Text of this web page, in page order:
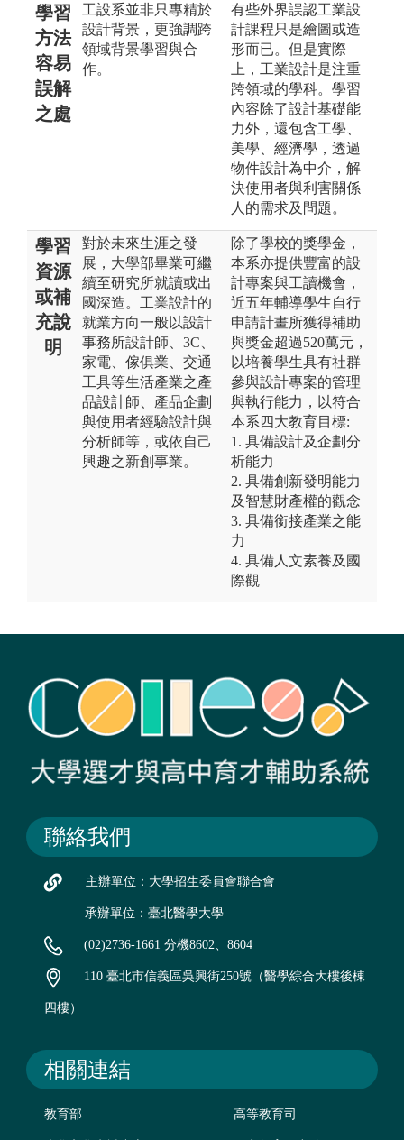
學習
方法
容易
誤解
之處
工設系並非只專精於
設計背景，更強調跨
領域背景學習與合
作。
有些外界誤認工業設
計課程只是繪圖或造
形而已。但是實際
上，工業設計是注重
跨領域的學科。學習
內容除了設計基礎能
力外，還包含工學、
美學、經濟學，透過
物件設計為中介，解
決使用者與利害關係
人的需求及問題。
學習
資源
或補
充說
明
對於未來生涯之發
展，大學部畢業可繼
續至研究所就讀或出
國深造。工業設計的
就業方向一般以設計
事務所設計師、3C、
家電、傢俱業、交通
工具等生活產業之產
品設計師、產品企劃
與使用者經驗設計與
分析師等，或依自己
興趣之新創事業。
除了學校的獎學金，
本系亦提供豐富的設
計專案與工讀機會，
近五年輔導學生自行
申請計畫所獲得補助
與獎金超過520萬元，
以培養學生具有社群
參與設計專案的管理
與執行能力，以符合
本系四大教育目標:
1. 具備設計及企劃分
析能力
2. 具備創新發明能力
及智慧財產權的觀念
3. 具備銜接產業之能
力
4. 具備人文素養及國
際觀
聯絡我們
主辦單位：大學招生委員會聯合會
承辦單位：臺北醫學大學
(02)2736-1661 分機8602、8604
110 臺北市信義區吳興街250號（醫學綜合大樓後棟
四樓）
相關連結
教育部 高等教育司